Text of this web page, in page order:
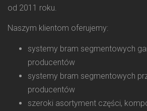
od 2011 roku.
Naszym klientom oferujemy:
systemy bram segmentowych
producentów
systemy bram segmentowych
producentów
szeroki asortyment części,